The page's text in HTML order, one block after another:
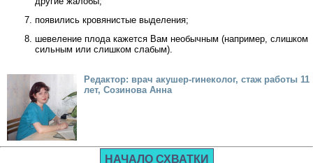
появились кровянистые выделения;
шевеление плода кажется Вам необычным (например, слишком
сильным или слишком слабым).
Редактор: врач акушер-гинеколог, стаж работы 11
лет, Созинова Анна
НАЧАЛО СХВАТКИ